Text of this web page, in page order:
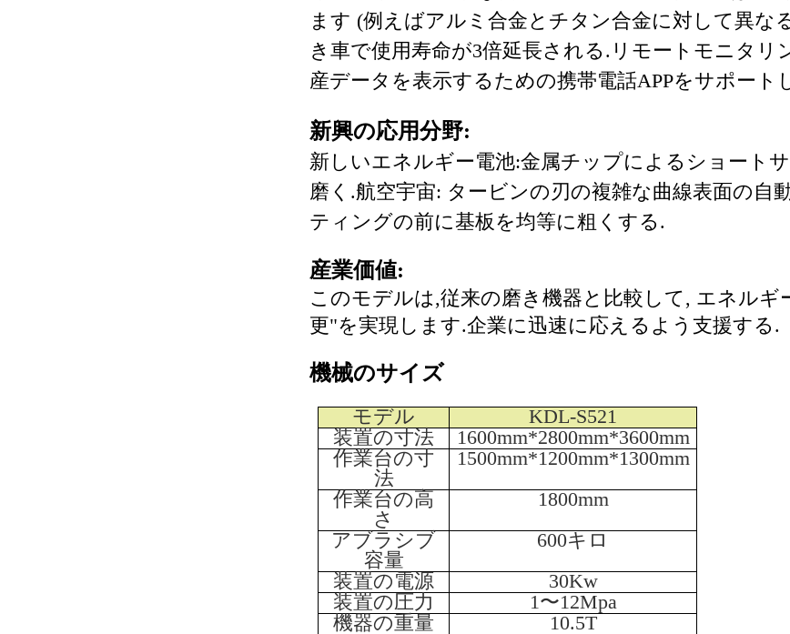
ます (例えばアルミ合金とチタン合金に対して異な
き車で使用寿命が3倍延長される. リモートモニタリ
産データを表示するための携帯電話APPをサポート
新興の応用分野:
新しいエネルギー電池:金属チップによるショート
磨く.航空宇宙: タービンの刃の複雑な曲線表面の自
ティングの前に基板を均等に粗くする.
産業価値:
このモデルは,従来の磨き機器と比較して, エネルギ
更"を実現します.企業に迅速に応えるよう支援する.
機械のサイズ
モデル
KDL-S521
装置の寸法
1600mm*2800mm*3600mm
作業台の寸
法
1500mm*1200mm*1300mm
作業台の高
さ
1800mm
アブラシブ
容量
600キロ
装置の電源
30Kw
装置の圧力
1〜12Mpa
機器の重量
10.5T